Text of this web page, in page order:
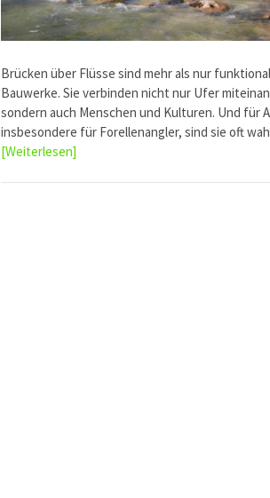
Brücken über Flüsse sind mehr als nur
Bauwerke. Sie verbinden nicht nur Ufer
sondern auch Menschen und Kulturen. Und für
insbesondere für Forellenangler, sind sie oft
[Weiterlesen]